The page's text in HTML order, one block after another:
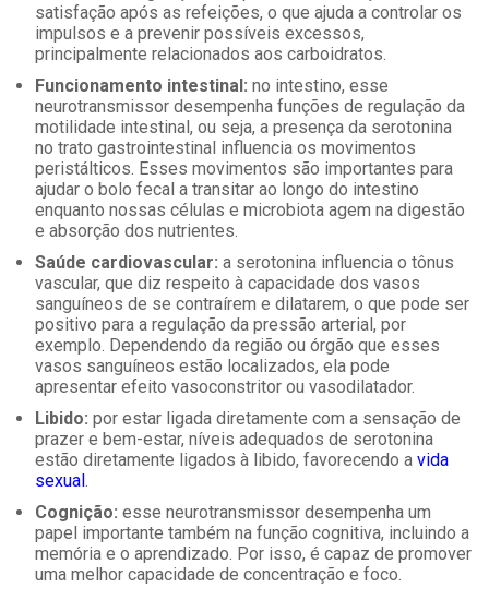
satisfação após as refeições, o que ajuda a controlar os
impulsos e a prevenir possíveis excessos,
principalmente relacionados aos carboidratos.
Funcionamento intestinal: no intestino, esse
neurotransmissor desempenha funções de regulação da
motilidade intestinal, ou seja, a presença da serotonina
no trato gastrointestinal influencia os movimentos
peristálticos. Esses movimentos são importantes para
ajudar o bolo fecal a transitar ao longo do intestino
enquanto nossas células e microbiota agem na digestão
e absorção dos nutrientes.
Saúde cardiovascular: a serotonina influencia o tônus
vascular, que diz respeito à capacidade dos vasos
sanguíneos de se contraírem e dilatarem, o que pode ser
positivo para a regulação da pressão arterial, por
exemplo. Dependendo da região ou órgão que esses
vasos sanguíneos estão localizados, ela pode
apresentar efeito vasoconstritor ou vasodilatador.
Libido: por estar ligada diretamente com a sensação de
prazer e bem-estar, níveis adequados de serotonina
estão diretamente ligados à libido, favorecendo a vida
sexual.
Cognição: esse neurotransmissor desempenha um
papel importante também na função cognitiva, incluindo a
memória e o aprendizado. Por isso, é capaz de promover
uma melhor capacidade de concentração e foco.